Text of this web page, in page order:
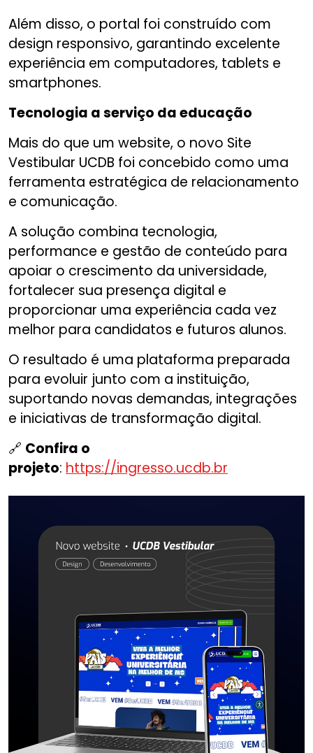
Além disso, o portal foi construído com
design responsivo, garantindo excelente
experiência em computadores, tablets e
smartphones.
Tecnologia a serviço da educação
Mais do que um website, o novo Site
Vestibular UCDB foi concebido como uma
ferramenta estratégica de relacionamento
e comunicação.
A solução combina tecnologia,
performance e gestão de conteúdo para
apoiar o crescimento da universidade,
fortalecer sua presença digital e
proporcionar uma experiência cada vez
melhor para candidatos e futuros alunos.
O resultado é uma plataforma preparada
para evoluir junto com a instituição,
suportando novas demandas, integrações
e iniciativas de transformação digital.
🔗 Confira o
projeto: https://ingresso.ucdb.br